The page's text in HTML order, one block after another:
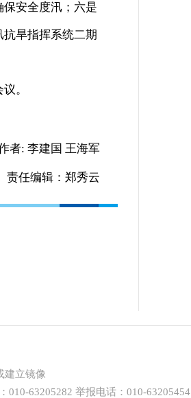
安全度汛；六是
旱指挥系统二期
。
者: 李建国 王海军
责任编辑：郑秀云
建立镜像
010-63205282 举报电话：010-63205454